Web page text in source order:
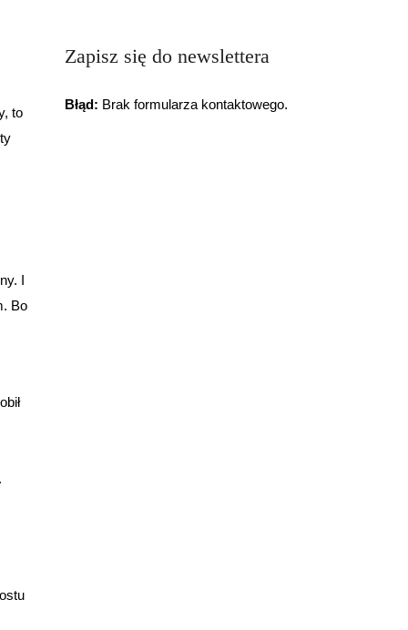
to
I
Bo
Zapisz się do newslettera
Błąd: Brak formularza kontaktowego.